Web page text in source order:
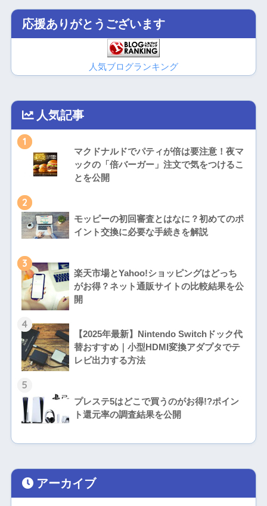
応援ありがとうございます
人気ブログランキング
人気記事
1
マクドナルドでパティが倍は要注意！夜マ
ックの「倍バーガー」注文で気をつけるこ
とを公開
2
モッピーの初回審査とはなに？初めてのポ
イント交換に必要な手続きを解説
3
楽天市場とYahoo!ショッピングはどっち
がお得？ネット通販サイトの比較結果を公
開
4
【2025年最新】Nintendo Switchドック代
替おすすめ｜小型HDMI変換アダプタでテ
レビ出力する方法
5
プレステ5はどこで買うのがお得!?ポイン
ト還元率の調査結果を公開
アーカイブ